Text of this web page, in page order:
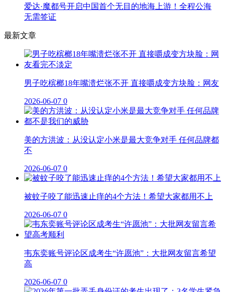
爱达·魔都号开启中国首个无目的地海上游！全程公海
无需签证
最新文章
男子吃槟榔18年嘴溃烂张不开 直接嚼成变方块脸：网友
2026-06-07 0
美的方洪波：从没认定小米是最大竞争对手 任何品牌都
不
2026-06-07 0
被蚊子咬了能迅速止痒的4个方法！希望大家都用不上
2026-06-07 0
韦东奕账号评论区成考生“许愿池”：大批网友留言希望
高
2026-06-07 0